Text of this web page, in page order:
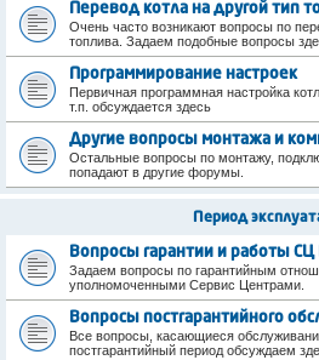
Перевод котла на другой тип
Очень часто возникают вопросы по
топлива. Задаем подобные вопросы
Программирование настроек
Первичная программная настройка
т.п. обсуждается здесь
Другие вопросы монтажа и
Остальные вопросы по монтажу,
попадают в другие форумы.
Период
Вопросы гарантии и работы СЦ
Задаем вопросы по гарантийным
уполномоченными Сервис Центрами.
Вопросы постгарантийного
Все вопросы, касающиеся
постгарантийный период обсуждаем